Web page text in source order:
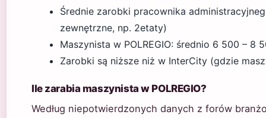
Średnie zarobki pracownika
zewnętrzne, np. 2etaty)
Maszynista w POLREGIO: średnio 6 500 – 8
Zarobki są niższe niż w InterCity (gdzie
Ile zarabia maszynista w POLREGIO?
Według niepotwierdzonych danych z forów